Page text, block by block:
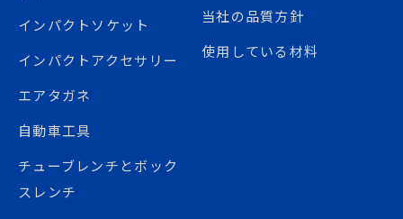
インパクトソケット
インパクトアクセサリー
エアタガネ
自動車工具
チューブレンチとボック
スレンチ
当社の品質方針
使用している材料